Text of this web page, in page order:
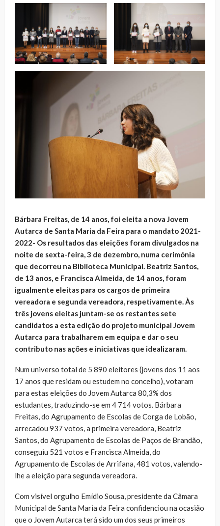
Bárbara Freitas, de 14 anos, foi eleita a nova Jovem
Autarca de Santa Maria da Feira para o mandato 2021-
2022- Os resultados das eleições foram divulgados na
noite de sexta-feira, 3 de dezembro, numa cerimónia
que decorreu na Biblioteca Municipal. Beatriz Santos,
de 13 anos, e Francisca Almeida, de 14 anos, foram
igualmente eleitas para os cargos de primeira
vereadora e segunda vereadora, respetivamente. Às
três jovens eleitas juntam-se os restantes sete
candidatos a esta edição do projeto municipal Jovem
Autarca para trabalharem em equipa e dar o seu
contributo nas ações e iniciativas que idealizaram.
Num universo total de 5 890 eleitores (jovens dos 11 aos
17 anos que residam ou estudem no concelho), votaram
para estas eleições do Jovem Autarca 80,3% dos
estudantes, traduzindo-se em 4 714 votos. Bárbara
Freitas, do Agrupamento de Escolas de Corga de Lobão,
arrecadou 937 votos, a primeira vereadora, Beatriz
Santos, do Agrupamento de Escolas de Paços de Brandão,
conseguiu 521 votos e Francisca Almeida, do
Agrupamento de Escolas de Arrifana, 481 votos, valendo-
lhe a eleição para segunda vereadora.
Com visível orgulho Emídio Sousa, presidente da Câmara
Municipal de Santa Maria da Feira confidenciou na ocasião
que o Jovem Autarca terá sido um dos seus primeiros